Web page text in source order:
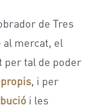
de Tres
mercat, el
per tal de poder
, i per
i les